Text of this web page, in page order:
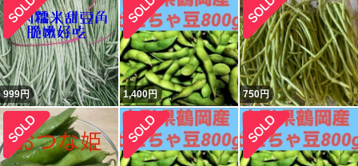
999円 1,400円 750円